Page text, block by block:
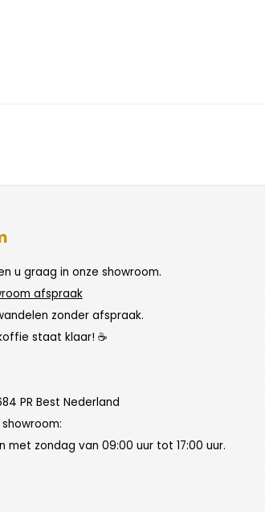
u graag in onze showroom.
afspraak
zonder afspraak.
staat klaar! ☕
PR Best Nederland
met zondag van 09:00 uur tot 17:00 uur.